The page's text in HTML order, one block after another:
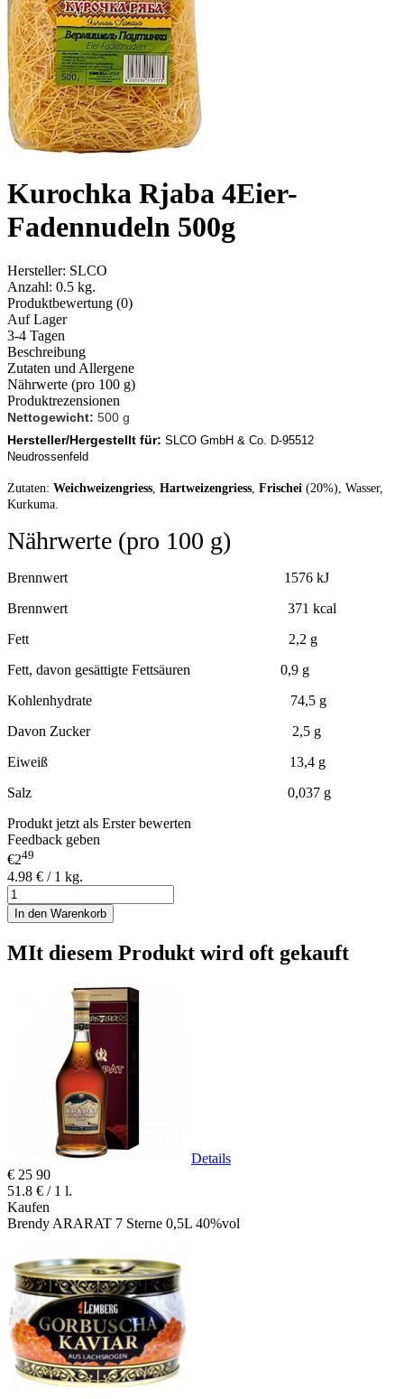
Kurochka Rjaba 4Eier-
Fadennudeln 500g
Hersteller: SLCO
Anzahl: 0.5 kg.
Produktbewertung (0)
Auf Lager
3-4 Tagen
Beschreibung
Zutaten und Allergene
Nährwerte (pro 100 g)
Produktrezensionen
Nettogewicht: 500 g
Hersteller/Hergestellt für: SLCO GmbH & Co. D-95512
Neudrossenfeld
Zutaten: Weichweizengriess, Hartweizengriess, Frischei (20%), Wasser,
Kurkuma.
Nährwerte (pro 100 g)
Brennwert 1576 kJ
Brennwert 371 kcal
Fett 2,2 g
Fett, davon gesättigte Fettsäuren 0,9 g
Kohlenhydrate 74,5 g
Davon Zucker 2,5 g
Eiweiß 13,4 g
Salz 0,037 g
Produkt jetzt als Erster bewerten
Feedback geben
€249
4.98 € / 1 kg.
In den Warenkorb
MIt diesem Produkt wird oft gekauft
Details
€ 25 90
51.8 € / 1 l.
Kaufen
Brendy ARARAT 7 Sterne 0,5L 40%vol